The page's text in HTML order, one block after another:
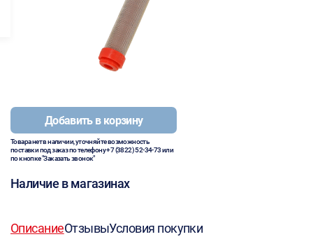
Добавить в корзину
Товара нет в наличии, уточняйте возможность
поставки под заказ по телефону+7 (3822) 52-34-73или
по кнопке "Заказать звонок"
Наличие в магазинах
ОписаниеОтзывыУсловия покупки